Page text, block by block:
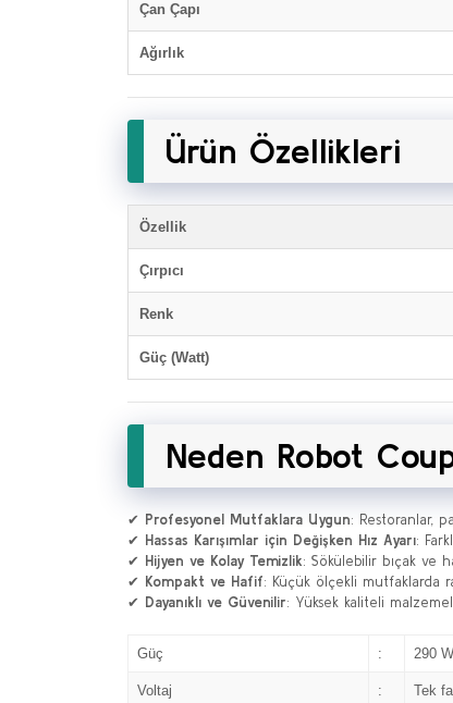
Çan Çapı
Ağırlık
Ürün Özellikleri
Özellik
Çırpıcı
Renk
Güç (Watt)
Neden Robot
✔ Profesyonel Mutfaklara Uygun: Restoranlar,
✔ Hassas Karışımlar için Değişken Hız Ayarı:
✔ Hijyen ve Kolay Temizlik: Sökülebilir bıçak ve
✔ Kompakt ve Hafif: Küçük ölçekli mutfaklarda
✔ Dayanıklı ve Güvenilir: Yüksek kaliteli
Güç : 290 W
Voltaj : Tek